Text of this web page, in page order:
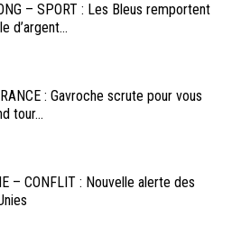
– SPORT : Les Bleus remportent
d’argent...
: Gavroche scrute pour vous
tour...
– CONFLIT : Nouvelle alerte des